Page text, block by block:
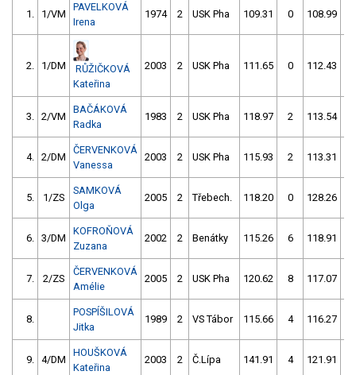
1. 1/VM
PAVELKOVÁ
Irena
1974 2 USK Pha 109.31 0 108.99
2. 1/DM
RŮŽIČKOVÁ
Kateřina
2003 2 USK Pha 111.65 0 112.43
3. 2/VM
BAČÁKOVÁ
Radka
1983 2 USK Pha 118.97 2 113.54
4. 2/DM
ČERVENKOVÁ
Vanessa
2003 2 USK Pha 115.93 2 113.31
5. 1/ZS
SAMKOVÁ
Olga
2005 2 Třebech. 118.20 0 128.26
6. 3/DM
KOFROŇOVÁ
Zuzana
2002 2 Benátky 115.26 6 118.91
7. 2/ZS
ČERVENKOVÁ
Amélie
2005 2 USK Pha 120.62 8 117.07
8.
POSPÍŠILOVÁ
Jitka
1989 2 VS Tábor 115.66 4 116.27
9. 4/DM
HOUŠKOVÁ
Kateřina
2003 2 Č.Lípa 141.91 4 121.91